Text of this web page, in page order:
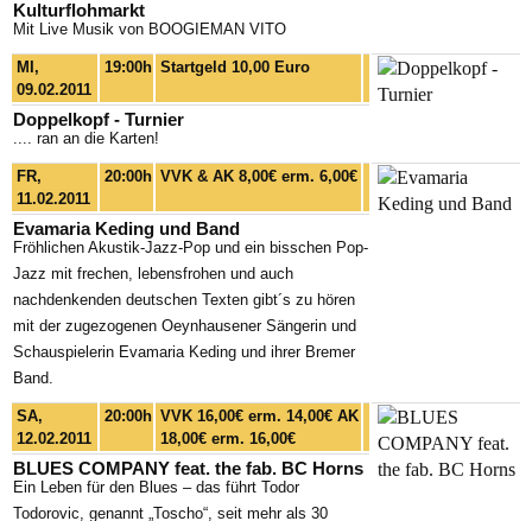
Kulturflohmarkt
Mit Live Musik von BOOGIEMAN VITO
MI,
09.02.2011
19:00h Startgeld 10,00 Euro
Doppelkopf - Turnier
.... ran an die Karten!
FR,
11.02.2011
20:00h VVK & AK 8,00€ erm. 6,00€
Evamaria Keding und Band
Fröhlichen Akustik-Jazz-Pop und ein bisschen Pop-
Jazz mit frechen, lebensfrohen und auch
nachdenkenden deutschen Texten gibt´s zu hören
mit der zugezogenen Oeynhausener Sängerin und
Schauspielerin Evamaria Keding und ihrer Bremer
Band.
SA,
12.02.2011
20:00h VVK 16,00€ erm. 14,00€ AK
18,00€ erm. 16,00€
BLUES COMPANY feat. the fab. BC Horns
Ein Leben für den Blues – das führt Todor
Todorovic, genannt „Toscho“, seit mehr als 30